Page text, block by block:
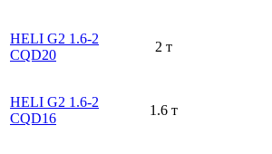
HELI G2 1.6-2
CQD20
2 т
HELI G2 1.6-2
CQD16
1.6 т